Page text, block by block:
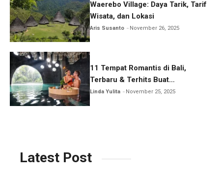
Waerebo Village: Daya Tarik, Tarif
Wisata, dan Lokasi
Aris Susanto November 26, 2025
11 Tempat Romantis di Bali,
Terbaru & Terhits Buat
Honeymoon
Linda Yulita November 25, 2025
Latest Post